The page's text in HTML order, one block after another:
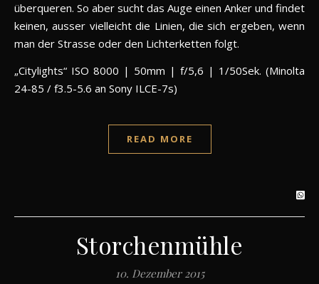
überqueren. So aber sucht das Auge einen Anker und findet
keinen, ausser vielleicht die Linien, die sich ergeben, wenn
man der Strasse oder den Lichterketten folgt.
„Citylights“ ISO 8000 | 50mm | f/5,6 | 1/50Sek. (Minolta
24-85 / f3.5-5.6 an Sony ILCE-7s)
READ MORE
Storchenmühle
10. Dezember 2015